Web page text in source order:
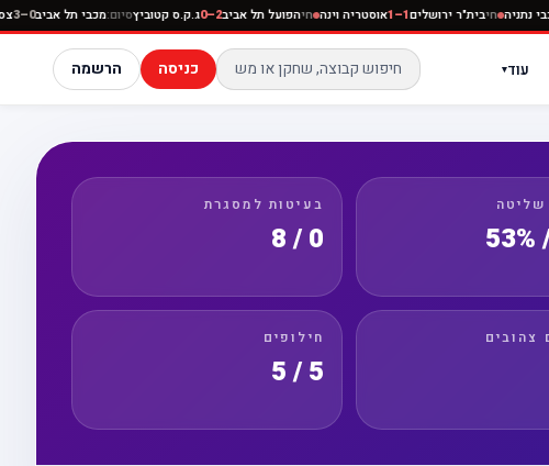
0–1 מכבי נתניה חיבית"ר ירושלים1–1 אוסטריה וינה חיהפועל תל אביב2–0 ג.ק.ס קטוביץסיום:מכבי תל
עוד▾ כניסה הרשמה
שליטה בעיטות למסגרת
0 / 8
צהובים חילופים
5 / 5